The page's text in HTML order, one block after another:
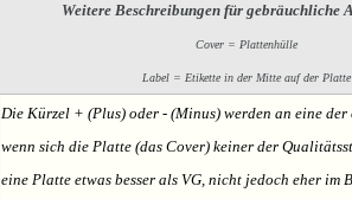
Weitere Beschreibungen für gebräuchliche
Cover = Plattenhülle
Label = Etikette in der Mitte auf der Platte
Die Kürzel + (Plus) oder - (Minus) werden an eine
wenn sich die Platte (das Cover) keiner der
eine Platte etwas besser als VG, nicht jedoch eher im